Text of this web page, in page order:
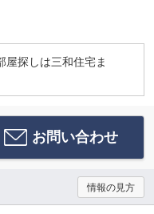
探しは三和住宅ま
お問い合わせ
情報の見方